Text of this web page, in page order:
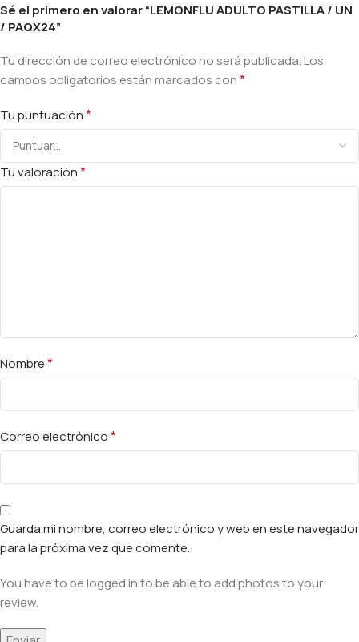
Sé el primero en valorar “LEMONFLU ADULTO PASTILLA / UN
/ PAQX24”
Tu dirección de correo electrónico no será publicada.Los
campos obligatorios están marcados con*
Tu puntuación*
Tu valoración*
Nombre*
Correo electrónico*
Guarda mi nombre, correo electrónico y web en este navegador
para la próxima vez que comente.
You have to be logged in to be able to add photos to your
review.